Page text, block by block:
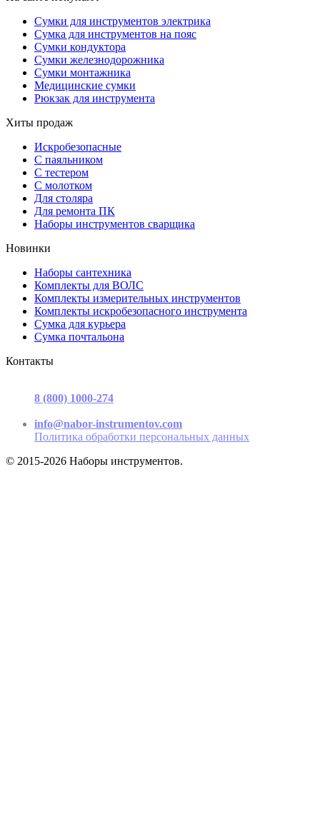
Сумки для инструментов электрика
Сумка для инструментов на пояс
Сумки кондуктора
Сумки железнодорожника
Сумки монтажника
Медицинские сумки
Рюкзак для инструмента
Хиты продаж
Искробезопасные
С паяльником
С тестером
С молотком
Для столяра
Для ремонта ПК
Наборы инструментов сварщика
Новинки
Наборы сантехника
Комплекты для ВОЛС
Комплекты измерительных инструментов
Комплекты искробезопасного инструмента
Сумка для курьера
Сумка почтальона
Контакты
8 (800) 1000-274
info@nabor-instrumentov.com
Политика обработки персональных данных
© 2015-2026 Наборы инструментов.